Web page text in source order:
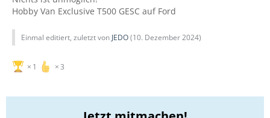
Hobby Van Exclusive T500 GESC auf Ford
Einmal editiert, zuletzt vonJEDO(10. Dezember 2024)
1 3